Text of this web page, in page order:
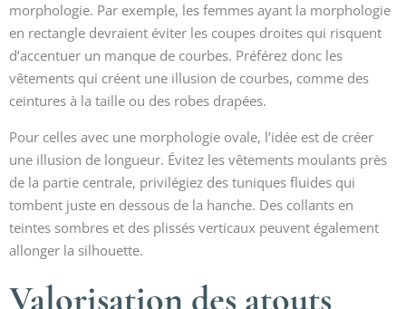
morphologie. Par exemple, les femmes ayant la morphologie
en rectangle devraient éviter les coupes droites qui risquent
d’accentuer un manque de courbes. Préférez donc les
vêtements qui créent une illusion de courbes, comme des
ceintures à la taille ou des robes drapées.
Pour celles avec une morphologie ovale, l’idée est de créer
une illusion de longueur. Évitez les vêtements moulants près
de la partie centrale, privilégiez des tuniques fluides qui
tombent juste en dessous de la hanche. Des collants en
teintes sombres et des plissés verticaux peuvent également
allonger la silhouette.
Valorisation des atouts